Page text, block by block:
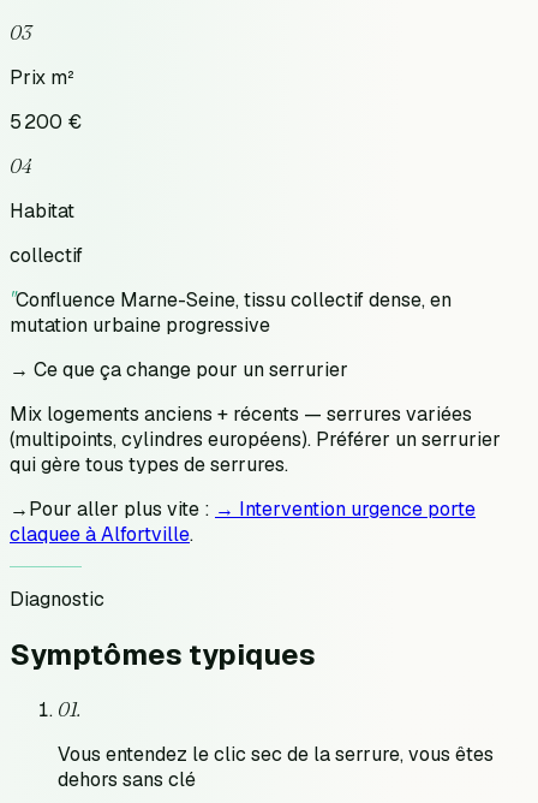
03
Prix m²
5 200 €
04
Habitat
collectif
"Confluence Marne-Seine, tissu collectif dense, en
mutation urbaine progressive
→ Ce que ça change pour un serrurier
Mix logements anciens + récents — serrures variées
(multipoints, cylindres européens). Préférer un serrurier
qui gère tous types de serrures.
→Pour aller plus vite : → Intervention urgence porte
claquee à Alfortville.
Diagnostic
Symptômes typiques
01.
Vous entendez le clic sec de la serrure, vous êtes
dehors sans clé